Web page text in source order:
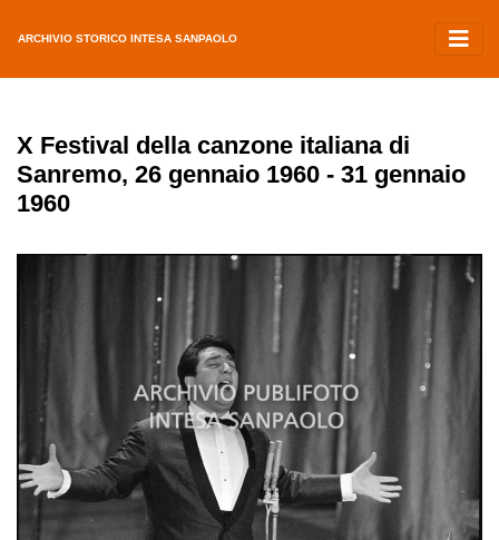
ARCHIVIO STORICO INTESA SANPAOLO
X Festival della canzone italiana di
Sanremo, 26 gennaio 1960 - 31 gennaio
1960